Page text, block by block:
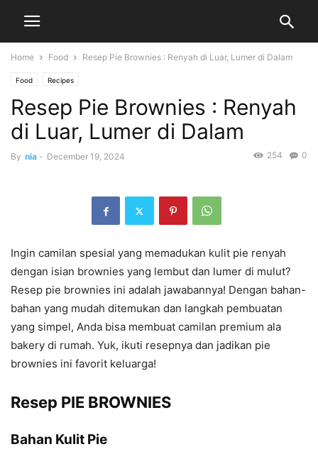
Home Food Resep Pie Brownies : Renyah di Luar, Lumer di Dalam
Food Recipes
Resep Pie Brownies : Renyah
di Luar, Lumer di Dalam
By nia - December 19, 2024 0
254
Ingin camilan spesial yang memadukan kulit pie renyah
dengan isian brownies yang lembut dan lumer di mulut?
Resep pie brownies ini adalah jawabannya! Dengan bahan-
bahan yang mudah ditemukan dan langkah pembuatan
yang simpel, Anda bisa membuat camilan premium ala
bakery di rumah. Yuk, ikuti resepnya dan jadikan pie
brownies ini favorit keluarga!
Resep PIE BROWNIES
Bahan Kulit Pie